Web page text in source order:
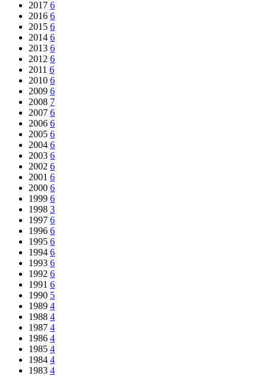
2017 6
2016 6
2015 6
2014 6
2013 6
2012 6
2011 6
2010 6
2009 6
2008 7
2007 6
2006 6
2005 6
2004 6
2003 6
2002 6
2001 6
2000 6
1999 6
1998 3
1997 6
1996 6
1995 6
1994 6
1993 6
1992 6
1991 6
1990 5
1989 4
1988 4
1987 4
1986 4
1985 4
1984 4
1983 4